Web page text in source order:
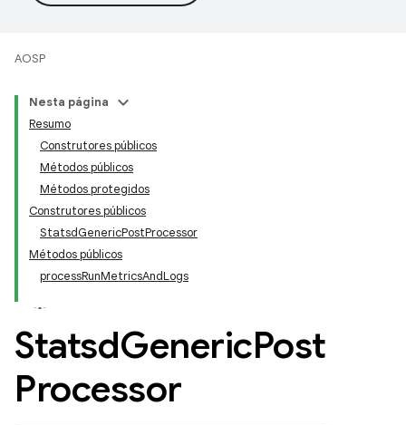
AOSP
Nesta página
Resumo
Construtores públicos
Métodos públicos
Métodos protegidos
Construtores públicos
StatsdGenericPostProcessor
Métodos públicos
processRunMetricsAndLogs
StatsdGenericPost
Processor